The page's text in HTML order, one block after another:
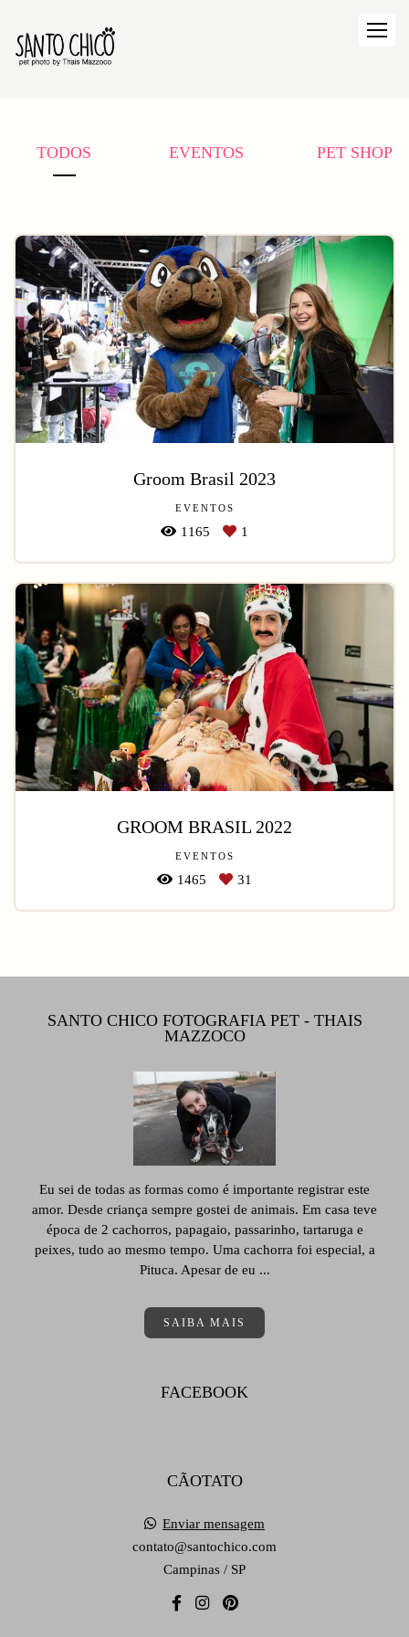
TODOS EVENTOS PET SHOP
Groom Brasil 2023
EVENTOS
1165 1
GROOM BRASIL 2022
EVENTOS
1465 31
SANTO CHICO FOTOGRAFIA PET - THAIS
MAZZOCO
Eu sei de todas as formas como é importante registrar este
amor. Desde criança sempre gostei de animais. Em casa teve
época de 2 cachorros, papagaio, passarinho, tartaruga e
peixes, tudo ao mesmo tempo. Uma cachorra foi especial, a
Pituca. Apesar de eu ...
SAIBA MAIS
FACEBOOK
CÃOTATO
Enviar mensagem
contato@santochico.com
Campinas / SP